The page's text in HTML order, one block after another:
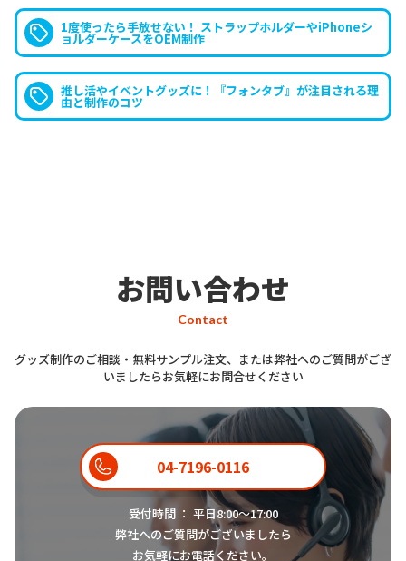
インでの、アニメグッズやゲームグ
ッズ、アーティストグッズなどで手
軽にオリジナル制作できるスマホホ
ルダーです。
「スマホグリップ」は、指のサイズ
に合わせて伸縮幅を調整できるスマ
ホグリップで、長時間の操作でも指
への負担が少ないスマホホルダーで
1度使ったら手放せない！ ストラップホルダーやiPhoneシ
ョルダーケースをOEM制作
推し活やイベントグッズに！『フォンタブ』が注目される理
由と制作のコツ
お問い合わせ
Contact
グッズ制作のご相談・無料サンプル注文、または弊社へのご質問がござ
いましたらお気軽にお問合せください
04-7196-0116
受付時間 ： 平日8:00〜17:00
弊社へのご質問がございましたら
お気軽にお電話ください。